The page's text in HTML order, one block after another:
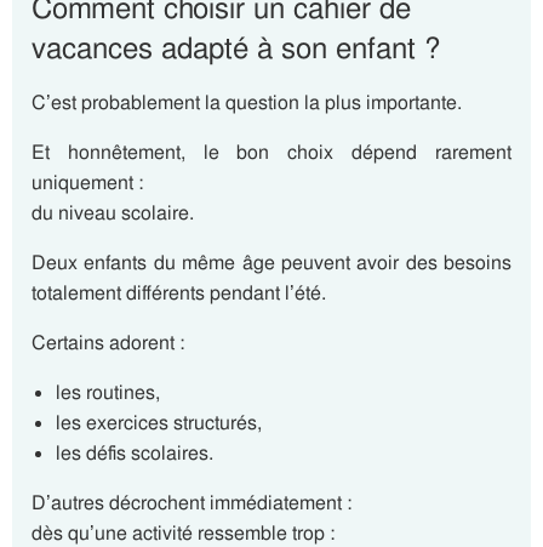
Comment choisir un cahier de
vacances adapté à son enfant ?
C’est probablement la question la plus importante.
Et honnêtement, le bon choix dépend rarement
uniquement :
du niveau scolaire.
Deux enfants du même âge peuvent avoir des besoins
totalement différents pendant l’été.
Certains adorent :
les routines,
les exercices structurés,
les défis scolaires.
D’autres décrochent immédiatement :
dès qu’une activité ressemble trop :